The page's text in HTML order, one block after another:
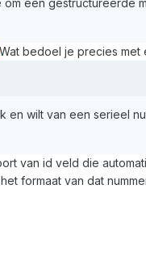
een gestructureerde
Wat bedoel je precies
en wilt van een serieel
van id veld die
formaat van dat